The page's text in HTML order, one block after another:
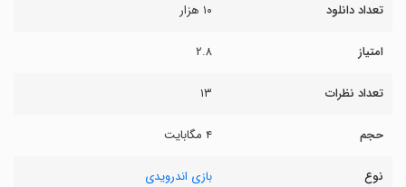
تعداد دانلود ۱۰ هزار
امتیاز ۲.۸
تعداد نظرات ۱۳
حجم ۴ مگابایت
نوع بازی اندرویدی